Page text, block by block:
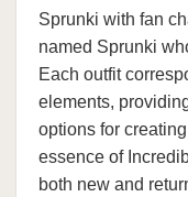
Sprunki with fan
named Sprunki
Each outfit
elements,
options for
essence of
both new and